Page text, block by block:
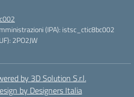
(IPA): istsc_ctic8bc002
2PO2JW
by 3D Solution S.r.l.
by Designers Italia